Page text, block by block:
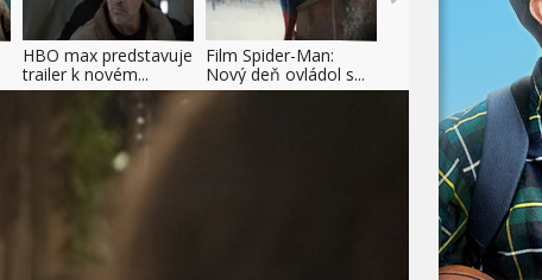
HBO max predstavuje
trailer k novém...
Film Spider-Man:
Nový deň ovládol s...